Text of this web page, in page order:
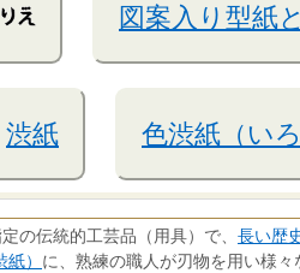
図案入り型紙
渋紙 色渋紙（い
の伝統的工芸品（用具）で、 長い歴
） に、熟練の職人が刃物を用い様々